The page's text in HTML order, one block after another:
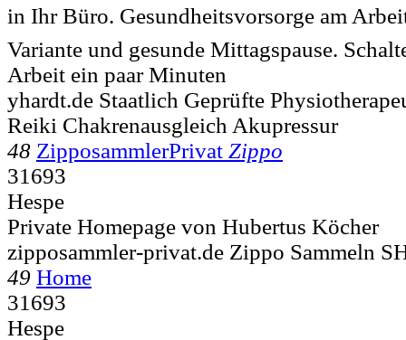
in Ihr Büro. Gesundheitsvorsorge am
Variante und gesunde Mittagspause.
Arbeit ein paar Minuten
yhardt.de Staatlich Geprüfte
Reiki Chakrenausgleich Akupressur
48 ZipposammlerPrivat Zippo
31693
Hespe
Private Homepage von Hubertus Köcher
zipposammler-privat.de Zippo Sammeln
49 Home
31693
Hespe